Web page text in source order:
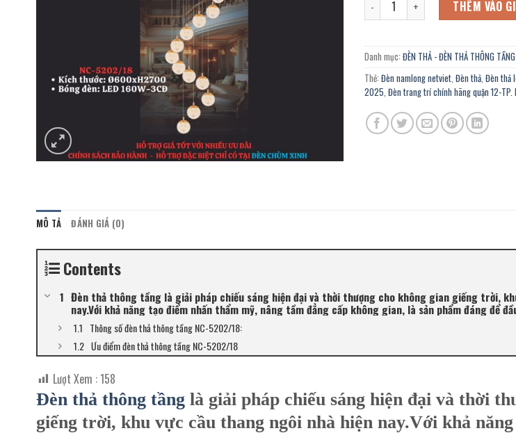
THÊM VÀO
Danh mục: ĐÈN THẢ - ĐÈN THẢ THÔNG TẦNG
Thẻ: Đèn namlong netviet Đèn thả Đèn thả
2025 Đèn trang trí chính hãng quận 12-TP.
MÔ TẢ ĐÁNH GIÁ (0)
Contents
Đèn thả thông tầng là giải pháp chiếu sáng hiện đại và thời thượng cho không gian giếng trời,
nay.Với khả năng tạo điểm nhấn thẩm mỹ, nâng tầm đẳng cấp không gian, là sản phẩm đáng để
Thông số đèn thả thông tầng NC-5202/18:
Ưu điểm đèn thả thông tầng NC-5202/18
Lượt Xem :158
Đèn thả thông tầng là giải pháp chiếu sáng hiện đại và thời
giếng trời, khu vực cầu thang ngôi nhà hiện nay.Với khả